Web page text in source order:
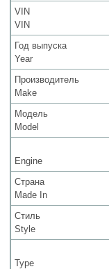
VIN
VIN
Год выпуска
Year
Производитель
Make
Модель
Model
Engine
Страна
Made In
Стиль
Style
Type